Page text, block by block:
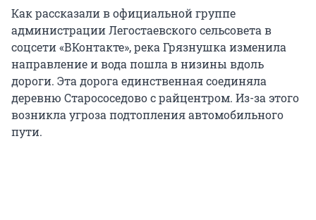
Как рассказали в официальной группе
администрации Легостаевского сельсовета в
соцсети «ВКонтакте», река Грязнушка изменила
направление и вода пошла в низины вдоль
дороги. Эта дорога единственная соединяла
деревню Старососедово с райцентром. Из-за этого
возникла угроза подтопления автомобильного
пути.